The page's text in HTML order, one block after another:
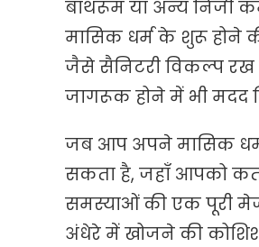
बाथरूम या अन्य निजी
मासिक धर्म के शुरू होने
जैसे सैनिटरी विकल्प
जागरूक होने में भी मदद
जब आप अपने मासिक धर्म
सकता है, जहाँ आपको
समस्याओं की एक पूरी
अंधेरे में खोजने की